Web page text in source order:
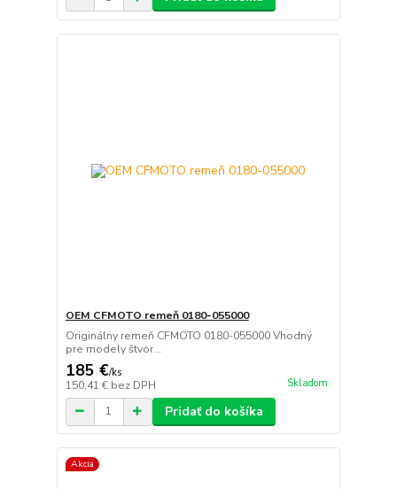
OEM CFMOTO remeň 0180-055000
Originálny remeň CFMOTO 0180-055000 Vhodný
pre modely štvor...
185 €/ks
150,41 € bez DPH Skladom
Pridať do košíka
Akcia